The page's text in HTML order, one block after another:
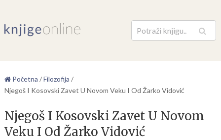
Pretraga
Početna /Filozofija /
Njegoš I Kosovski Zavet U Novom Veku I Od Žarko Vidović
Njegoš I Kosovski Zavet U Novom
Veku I Od Žarko Vidović